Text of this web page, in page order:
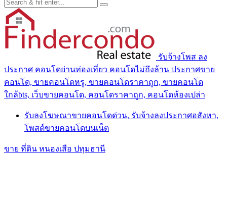
รับจ้างโพส ลง
ประกาศ คอนโดย่านท่องเที่ยว คอนโดไม่ถึงล้าน ประกาศขาย
คอนโด, ขายคอนโดหรู, ขายคอนโดราคาถูก, ขายคอนโด
ใกล้bts, เว็บขายคอนโด, คอนโดราคาถูก, คอนโดห้องเปล่า
รับลงโฆษณาขายคอนโดด่วน, รับจ้างลงประกาศอสังหา,
โพสต์ขายคอนโดบนเน็ต
ขาย ที่ดิน หนองเสือ ปทุมธานี